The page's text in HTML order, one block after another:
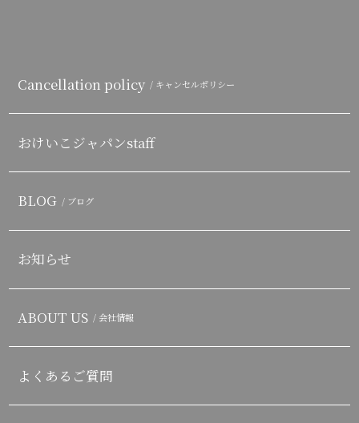
Cancellation policy / キャンセルポリシー
おけいこジャパンstaff
BLOG / ブログ
お知らせ
ABOUT US / 会社情報
よくあるご質問